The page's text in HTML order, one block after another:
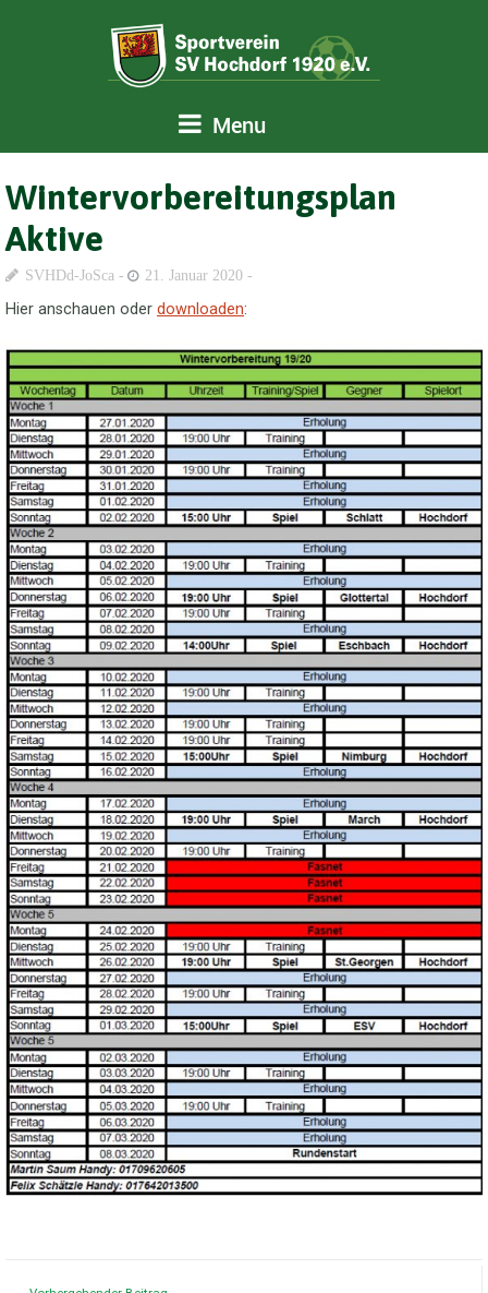
Menu
Wintervorbereitungsplan
Aktive
SVHDd-JoSca 21. Januar 2020
Hier anschauen oder downloaden: